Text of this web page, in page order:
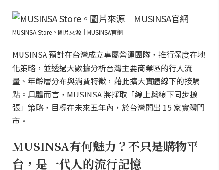
MUSINSA Store。圖片來源｜MUSINSA官網
MUSINSA 預計在台灣成立專屬營運團隊，推行深度在地
化策略，並透過大數據分析台灣主要商業區的行人流
量、年齡層分布與消費特徵，藉此擴大實體線下的接觸
點。具體而言，MUSINSA 將採取「線上與線下同步擴
張」策略，目標在未來五年內，於台灣開出 15 家實體門
市。
MUSINSA有何魅力？不只是購物平
台，是一代人的流行記憶